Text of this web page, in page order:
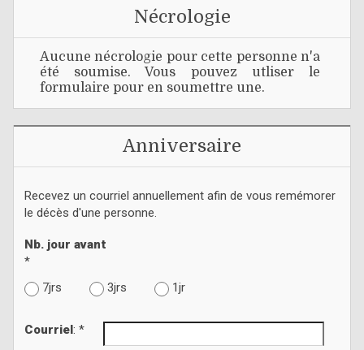
Nécrologie
Aucune nécrologie pour cette personne n'a
été soumise. Vous pouvez utliser le
formulaire pour en soumettre une.
Anniversaire
Recevez un courriel annuellement afin de vous remémorer
le décès d'une personne.
Nb. jour avant
*
7jrs
3jrs 1jr
Courriel : *